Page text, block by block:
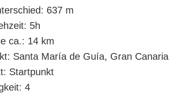
637 m
5h
ca.: 14 km
Santa María de Guía, Gran Canaria
Startpunkt
4